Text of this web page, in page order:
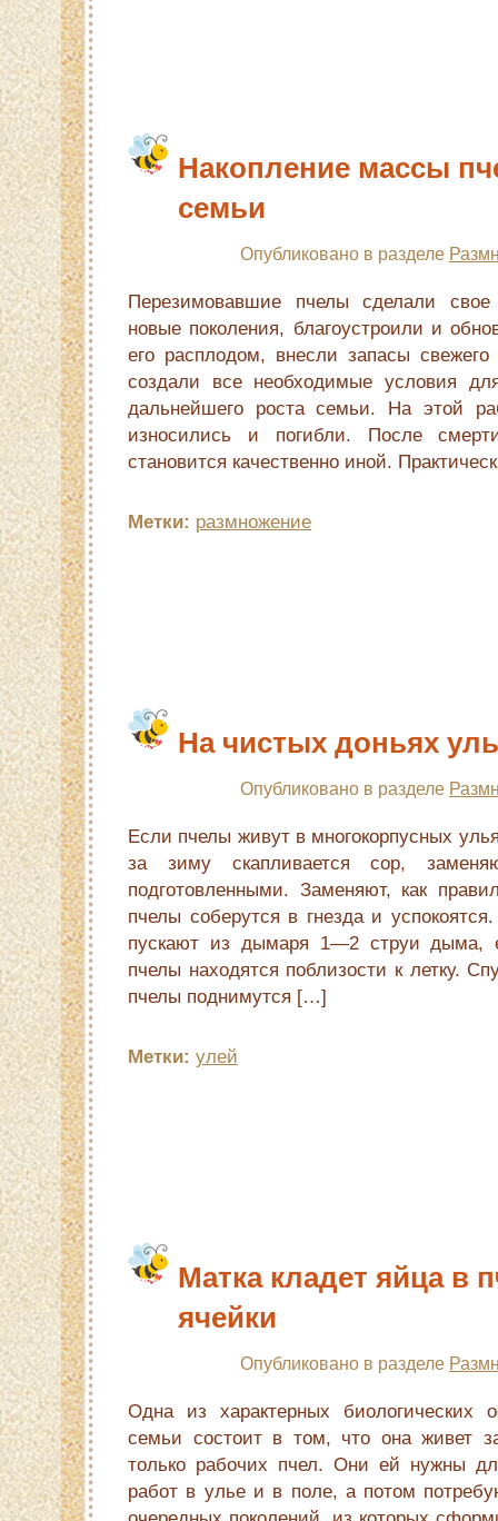
Накопление массы
семьи
Опубликовано в разделе
Перезимовавшие пчелы сделали
новые поколения, благоустроили и
его расплодом, внесли запасы
создали все необходимые условия
дальнейшего роста семьи. На этой
износились и погибли. После
становится качест­венно иной.
Метки: размножение
На чистых доньях
Опубликовано в разделе
Если пчелы живут в многокорпус­ных
за зиму скапливается сор,
подготовленными. Заменяют, как
пчелы соберутся в гнезда и
пускают из дымаря 1—2 струи дыма,
пчелы находятся поблизости к летку.
пчелы поднимутся […]
Метки: улей
Матка кладет яйца в
ячейки
Опубликовано в разделе
Одна из харак­терных биологических
семьи состо­ит в том, что она живет
только рабо­чих пчел. Они ей нужны
работ в улье и в поле, а потом